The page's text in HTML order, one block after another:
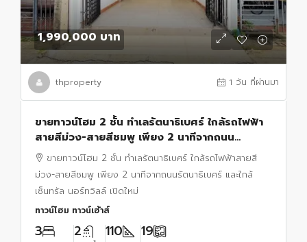
1,990,000 บาท
thproperty 1 วัน ที่ผ่านมา
ขายทาวน์โฮม 2 ชั้น ทำเลรัตนาธิเบศร์ ใกล้รถไฟฟ้า
สายสีม่วง-สายสีชมพู เพียง 2 นาทีจากถนน
รัตนาธิเบศร์ และใกล้เซ็นทรัล นอร์ทวิลล์ เปิดใหม่
ขายทาวน์โฮม 2 ชั้น ทำเลรัตนาธิเบศร์ ใกล้รถไฟฟ้าสายสี
ม่วง-สายสีชมพู เพียง 2 นาทีจากถนนรัตนาธิเบศร์ และใกล้
เซ็นทรัล นอร์ทวิลล์ เปิดใหม่
ทาวน์โฮม ทาวน์เฮ้าส์
3 2 110 19